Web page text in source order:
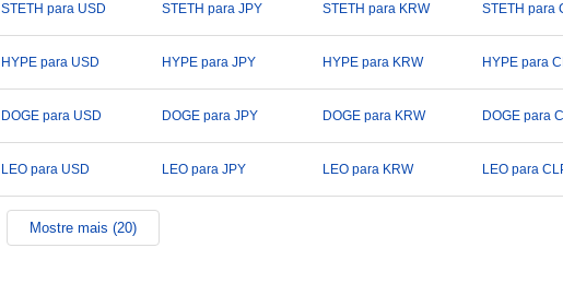
STETH para USD STETH para JPY STETH para KRW STETH para
HYPE para USD HYPE para JPY HYPE para KRW HYPE para
DOGE para USD DOGE para JPY DOGE para KRW DOGE para
LEO para USD LEO para JPY LEO para KRW LEO para
Mostre mais (20)